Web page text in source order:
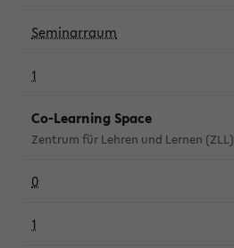
Seminarraum
1
Co-Learning Space
Zentrum für Lehren und Lernen (ZLL)
0
1